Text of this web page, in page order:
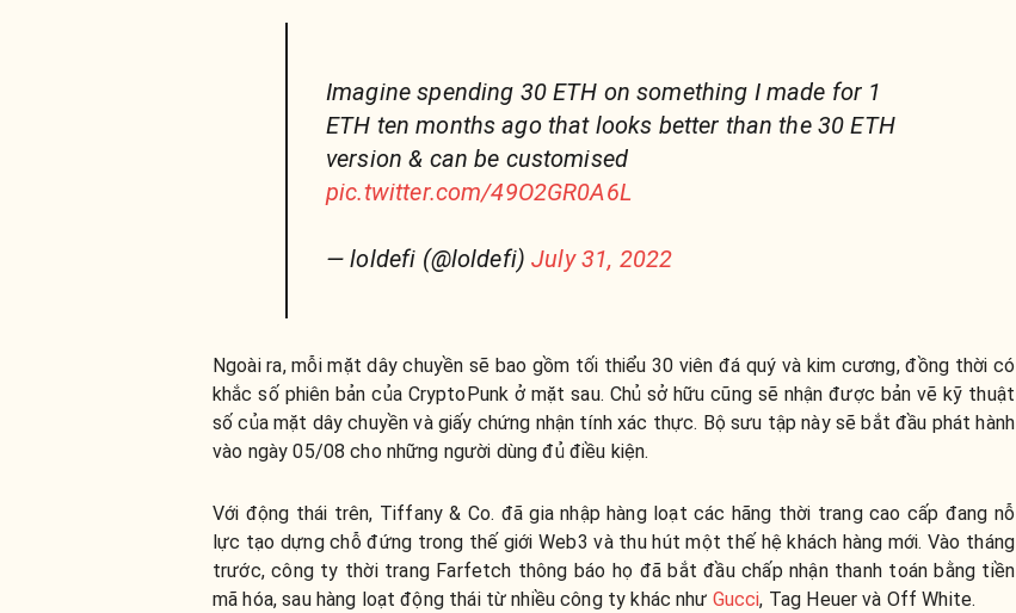
Imagine spending 30 ETH on something I made for 1
ETH ten months ago that looks better than the 30 ETH
version & can be customised
pic.twitter.com/49O2GR0A6L
— loldefi (@loldefi)July 31, 2022
Ngoài ra, mỗi mặt dây chuyền sẽ bao gồm tối thiểu 30 viên đá quý và kim cương, đồng thời có
khắc số phiên bản của CryptoPunk ở mặt sau. Chủ sở hữu cũng sẽ nhận được bản vẽ kỹ thuật
số của mặt dây chuyền và giấy chứng nhận tính xác thực. Bộ sưu tập này sẽ bắt đầu phát hành
vào ngày 05/08 cho những người dùng đủ điều kiện.
Với động thái trên, Tiffany & Co. đã gia nhập hàng loạt các hãng thời trang cao cấp đang nỗ
lực tạo dựng chỗ đứng trong thế giới Web3 và thu hút một thế hệ khách hàng mới. Vào tháng
trước, công ty thời trang Farfetch thông báo họ đã bắt đầu chấp nhận thanh toán bằng tiền
mã hóa, sau hàng loạt động thái từ nhiều công ty khác như Gucci, Tag Heuer và Off White.